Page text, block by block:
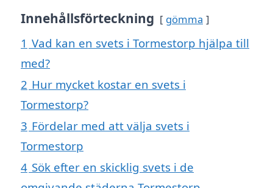
Innehållsförteckning gömma
1 Vad kan en svets i Tormestorp hjälpa till
med?
2 Hur mycket kostar en svets i
Tormestorp?
3 Fördelar med att välja svets i
Tormestorp
4 Sök efter en skicklig svets i de